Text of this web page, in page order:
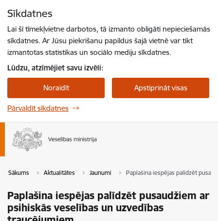
Sīkdatnes
Lai šī tīmekļvietne darbotos, tā izmanto obligāti nepieciešamās
sīkdatnes. Ar Jūsu piekrišanu papildus šajā vietnē var tikt
izmantotas statistikas un sociālo mediju sīkdatnes.
Lūdzu, atzīmējiet savu izvēli:
Noraidīt Apstiprināt visas
Pārvaldīt sīkdatnes
Sākums Aktualitātes Jaunumi Paplašina iespējas palīdzēt
Paplašina iespējas palīdzēt pusaudžiem ar
psihiskās veselības un uzvedības